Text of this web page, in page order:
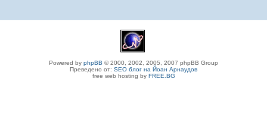
Powered by phpBB © 2000, 2002, 2005, 2007 phpBB Group
Преведено от: SEO блог на Йоан Арнаудов
free web hosting by FREE.BG